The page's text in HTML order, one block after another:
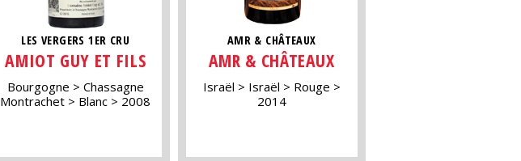
LES VERGERS 1ER CRU
AMIOT GUY ET FILS
Bourgogne
Chassagne
Montrachet
Blanc 2008
AMR & CHÂTEAUX
AMR & CHÂTEAUX
Israël Israël
Rouge
2014